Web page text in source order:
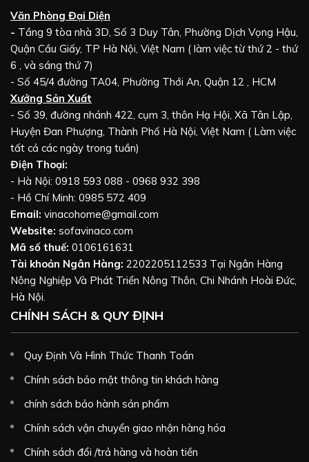
Văn Phòng Đại Diện
- Tầng 9 tòa nhà 3D, Số 3 Duy Tân, Phường Dịch Vọng Hậu,
Quận Cầu Giấy, TP Hà Nội, Việt Nam ( làm việc từ thứ 2 - thứ
6 , và sáng thứ 7)
- Số 45/4 đường TA04, Phường Thới An, Quận 12 , HCM
Xưởng Sản Xuất
- Số 39, đường nhánh 422, cụm 3, thôn Hạ Hội, Xã Tân Lập,
Huyện Đan Phượng, Thành Phố Hà Nội, Việt Nam ( Làm việc
tất cả các ngày trong tuần)
Điện Thoại:
- Hà Nội: 0918 593 088 - 0968 932 398
- Hồ Chí Minh: 0985 572 409
Email: vinacohome@gmail.com
Website: sofavinaco.com
Mã số thuế: 0106161631
Tài khoản Ngân Hàng: 2202205112533 Tại Ngân Hàng
Nông Nghiệp Và Phát Triển Nông Thôn, Chi Nhánh Hoài Đức,
Hà Nội.
CHÍNH SÁCH & QUY ĐỊNH
Quy Định Và Hình Thức Thanh Toán
Chính sách bảo mật thông tin khách hàng
chính sách bảo hành sản phẩm
Chính sách vận chuyển giao nhận hàng hóa
Chính sách đổi /trả hàng và hoàn tiền